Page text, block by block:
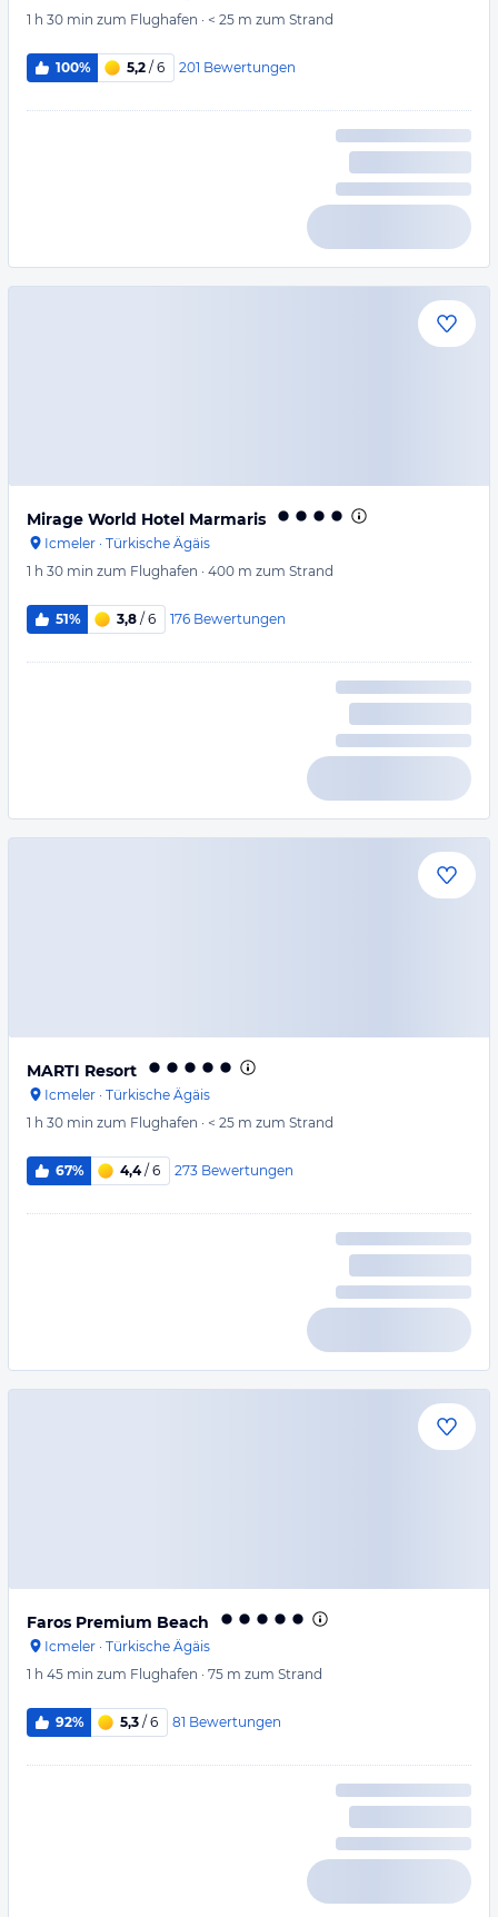
1 h 30 min zum Flughafen · < 25 m zum Strand
100% 5,2 / 6 201 Bewertungen
Mirage World Hotel Marmaris
Icmeler · Türkische Ägäis
1 h 30 min zum Flughafen · 400 m zum Strand
51% 3,8 / 6 176 Bewertungen
MARTI Resort
Icmeler · Türkische Ägäis
1 h 30 min zum Flughafen · < 25 m zum Strand
67% 4,4/ 6 273 Bewertungen
Faros Premium Beach
Icmeler · Türkische Ägäis
1 h 45 min zum Flughafen · 75 m zum Strand
92% 5,3 / 6 81 Bewertungen